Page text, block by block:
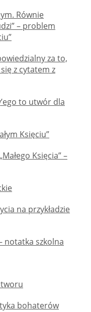
Równie
– problem
za to,
się z cytatem z
to utwór dla
Księciu”
Księcia” –
na przykładzie
notatka szkolna
bohaterów